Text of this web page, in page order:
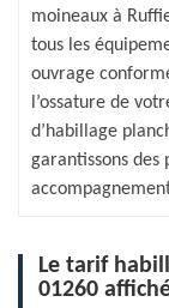
moineaux à
tous les
ouvrage
l’ossature de
d’habillage
garantissons des
Le tarif
01260